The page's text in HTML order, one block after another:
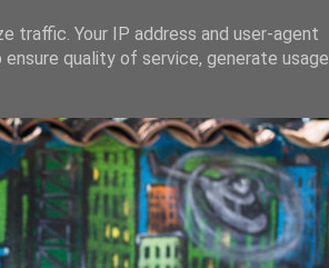
traffic. Your IP address and user-agent
quality of service, generate usage